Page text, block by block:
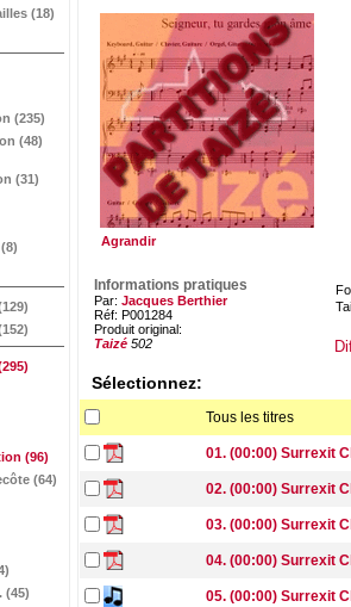
(18)
(235)
(48)
(31)
(96)
(64)
(45)
Agrandir
Informations pratiques
Par: Jacques Berthier
Réf: P001284
Produit original:
Taizé 502
Sélectionnez:
Tous les titres
01. (00:00) Surrexit
02. (00:00) Surrexit
03. (00:00) Surrexit
04. (00:00) Surrexit
05. (00:00) Surrexit